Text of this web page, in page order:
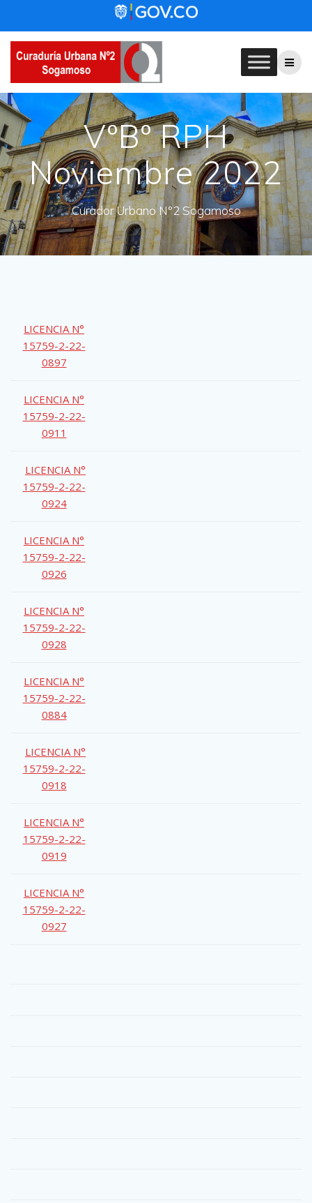
to
content
VºBº RPH
Noviembre 2022
Curador Urbano N°2 Sogamoso
LICENCIA N°
15759-2-22-
0897
LICENCIA N°
15759-2-22-
0911
LICENCIA N°
15759-2-22-
0924
LICENCIA N°
15759-2-22-
0926
LICENCIA N°
15759-2-22-
0928
LICENCIA N°
15759-2-22-
0884
LICENCIA N°
15759-2-22-
0918
LICENCIA N°
15759-2-22-
0919
LICENCIA N°
15759-2-22-
0927